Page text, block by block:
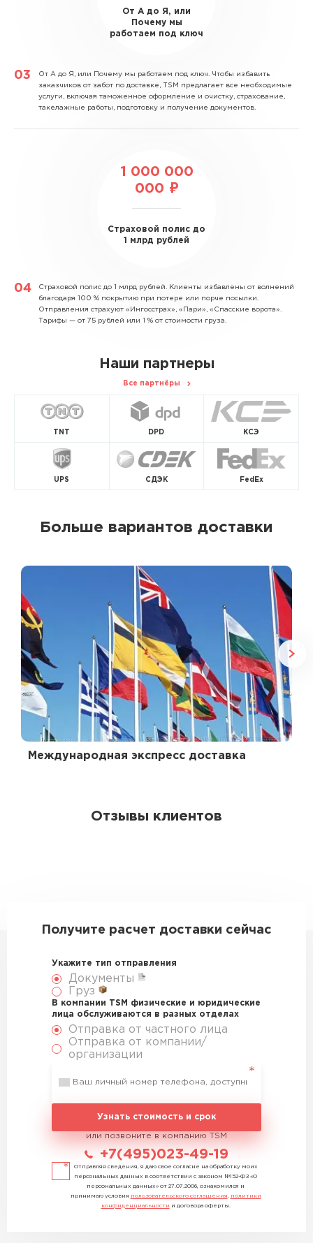
От А до Я, или
Почему мы
работаем под ключ
От А до Я, или Почему мы работаем под ключ. Чтобы избавить
заказчиков от забот по доставке, TSM предлагает все необходимые
услуги, включая таможенное оформление и очистку, страхование,
такелажные работы, подготовку и получение документов.
1 000 000
000 ₽
Страховой полис до
1 млрд рублей
Страховой полис до 1 млрд рублей. Клиенты избавлены от волнений
благодаря 100 % покрытию при потере или порче посылки.
Отправления страхуют «Ингосстрах», «Пари», «Спасские ворота».
Тарифы — от 75 рублей или 1 % от стоимости груза.
Наши партнеры
Все партнёры
TNT DPD КСЭ
UPS СДЭК FedEx
Больше вариантов доставки
Международная экспресс доставка
Отзывы клиентов
Получите расчет доставки сейчас
Укажите тип отправления
Документы
Груз
В компании TSM физические и юридические
лица обслуживаются в разных отделах
Отправка от частного лица
Отправка от компании/
организации
Узнать стоимость и срок
или позвоните в компанию TSM
+7(495)023-49-19
Отправляя сведения, я даю свое согласие на обработку моих
персональных данных в соответствии с законом №152-ФЗ «О
персональных данных» от 27.07.2006, ознакомился и
принимаю условия пользовательского соглашения
политики
конфиденциальности и договора оферты.